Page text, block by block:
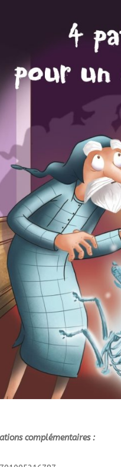
complémentaires :